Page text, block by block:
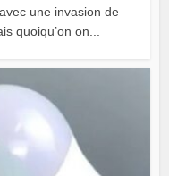
une invasion de
quoiqu’on on...